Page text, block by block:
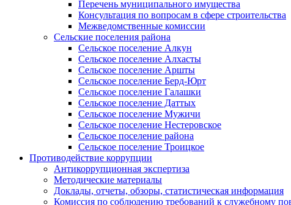
Перечень муниципального имущества
Консультация по вопросам в сфере строительства
Межведомственные комиссии
Сельские поселения района
Сельское поселение Алкун
Сельское поселение Алхасты
Сельское поселение Аршты
Сельское поселение Берд-Юрт
Сельское поселение Галашки
Сельское поселение Даттых
Сельское поселение Мужичи
Сельское поселение Нестеровское
Сельское поселение района
Сельское поселение Троицкое
Противодействие коррупции
Антикоррупционная экспертиза
Методические материалы
Доклады, отчеты, обзоры, статистическая информация
Комиссия по соблюдению требований к служебному